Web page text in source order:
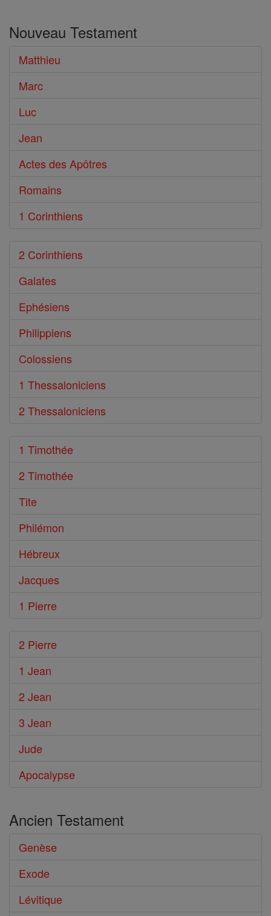
le
Bible
Nouveau Testament
Matthieu
Marc
Luc
Jean
Actes des Apôtres
Romains
1 Corinthiens
2 Corinthiens
Galates
Ephésiens
Philippiens
Colossiens
1 Thessaloniciens
2 Thessaloniciens
1 Timothée
2 Timothée
Tite
Philémon
Hébreux
Jacques
1 Pierre
2 Pierre
1 Jean
2 Jean
3 Jean
Jude
Apocalypse
Ancien Testament
Genèse
Exode
Lévitique